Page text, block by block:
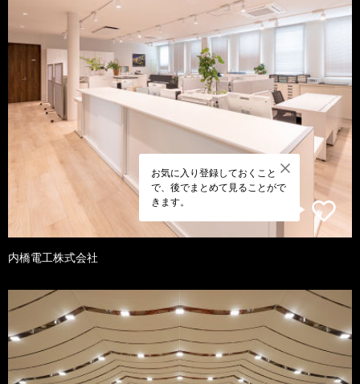
お気に入り登録しておくこと
で、後でまとめて見ることがで
きます。
内橋電工株式会社